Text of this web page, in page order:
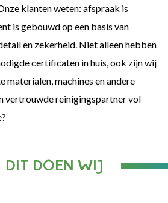
klanten weten: afspraak is
is gebouwd op een basis van
en zekerheid. Niet alleen hebben
certificaten in huis, ook zijn wij
materialen, machines en andere
vertrouwde reinigingspartner vol
DIT DOEN WIJ